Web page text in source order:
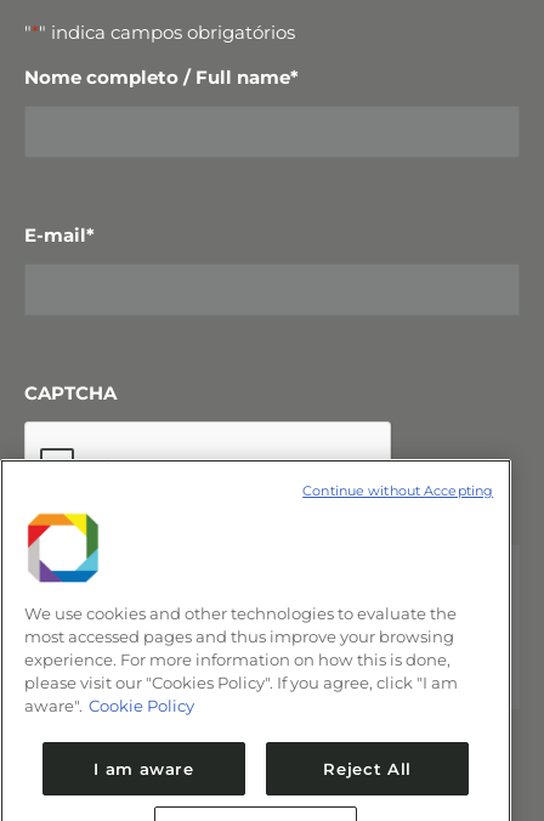
"*" indica campos obrigatórios
Nome completo / Full name*
E-mail*
CAPTCHA
We use cookies and other technologies to evaluate the
most accessed pages and thus improve your browsing
experience. For more information on how this is done,
please visit our "Cookies Policy". If you agree, click "I am
aware". Cookie Policy
I am aware Reject All
Continue without Accepting